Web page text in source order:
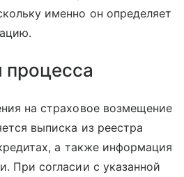
именно он определяет
процесса
на страховое возмещение
выписка из реестра
а также информация
При согласии с указанной